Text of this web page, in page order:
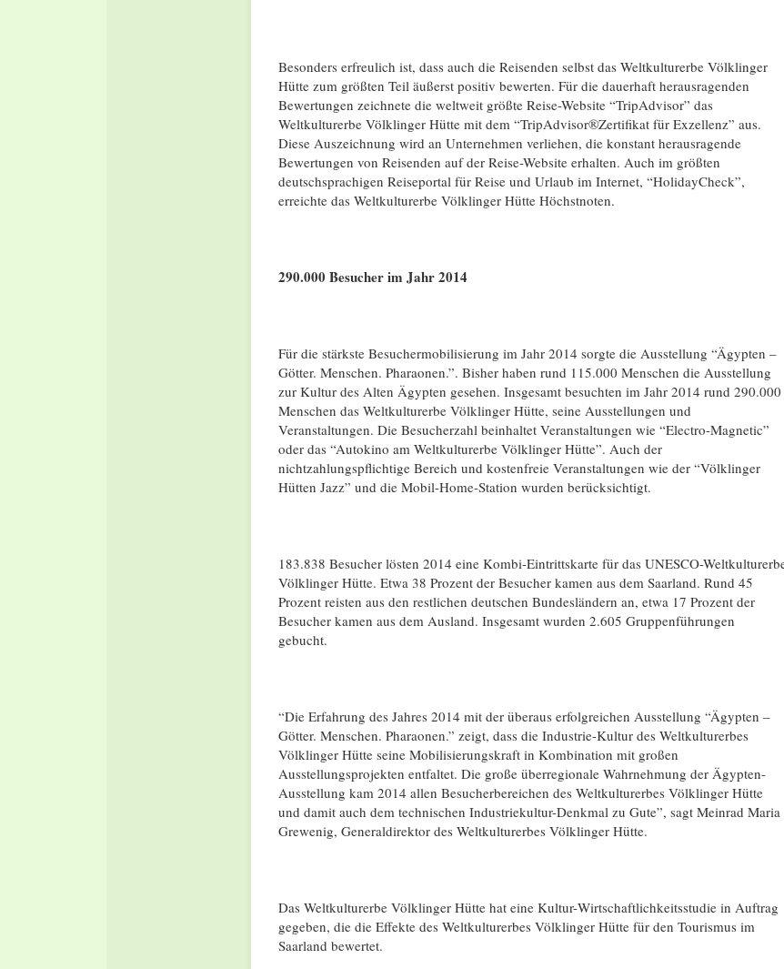
Besonders erfreulich ist, dass auch die Reisenden selbst das Weltkulturerbe Völklinger
Hütte zum größten Teil äußerst positiv bewerten. Für die dauerhaft herausragenden
Bewertungen zeichnete die weltweit größte Reise-Website “TripAdvisor” das
Weltkulturerbe Völklinger Hütte mit dem “TripAdvisor®Zertifikat für Exzellenz” aus.
Diese Auszeichnung wird an Unternehmen verliehen, die konstant herausragende
Bewertungen von Reisenden auf der Reise-Website erhalten. Auch im größten
deutschsprachigen Reiseportal für Reise und Urlaub im Internet, “HolidayCheck”,
erreichte das Weltkulturerbe Völklinger Hütte Höchstnoten.
290.000 Besucher im Jahr 2014
Für die stärkste Besuchermobilisierung im Jahr 2014 sorgte die Ausstellung “Ägypten –
Götter. Menschen. Pharaonen.”. Bisher haben rund 115.000 Menschen die Ausstellung
zur Kultur des Alten Ägypten gesehen. Insgesamt besuchten im Jahr 2014 rund 290.000
Menschen das Weltkulturerbe Völklinger Hütte, seine Ausstellungen und
Veranstaltungen. Die Besucherzahl beinhaltet Veranstaltungen wie “Electro-Magnetic”
oder das “Autokino am Weltkulturerbe Völklinger Hütte”. Auch der
nichtzahlungspflichtige Bereich und kostenfreie Veranstaltungen wie der “Völklinger
Hütten Jazz” und die Mobil-Home-Station wurden berücksichtigt.
183.838 Besucher lösten 2014 eine Kombi-Eintrittskarte für das UNESCO-
Völklinger Hütte. Etwa 38 Prozent der Besucher kamen aus dem Saarland. Rund 45
Prozent reisten aus den restlichen deutschen Bundesländern an, etwa 17 Prozent der
Besucher kamen aus dem Ausland. Insgesamt wurden 2.605 Gruppenführungen
gebucht.
“Die Erfahrung des Jahres 2014 mit der überaus erfolgreichen Ausstellung “Ägypten –
Götter. Menschen. Pharaonen.” zeigt, dass die Industrie-Kultur des Weltkulturerbes
Völklinger Hütte seine Mobilisierungskraft in Kombination mit großen
Ausstellungsprojekten entfaltet. Die große überregionale Wahrnehmung der Ägypten-
Ausstellung kam 2014 allen Besucherbereichen des Weltkulturerbes Völklinger Hütte
und damit auch dem technischen Industriekultur-Denkmal zu Gute”, sagt Meinrad Maria
Grewenig, Generaldirektor des Weltkulturerbes Völklinger Hütte.
Das Weltkulturerbe Völklinger Hütte hat eine Kultur-Wirtschaftlichkeitsstudie in Auftrag
gegeben, die die Effekte des Weltkulturerbes Völklinger Hütte für den Tourismus im
Saarland bewertet.